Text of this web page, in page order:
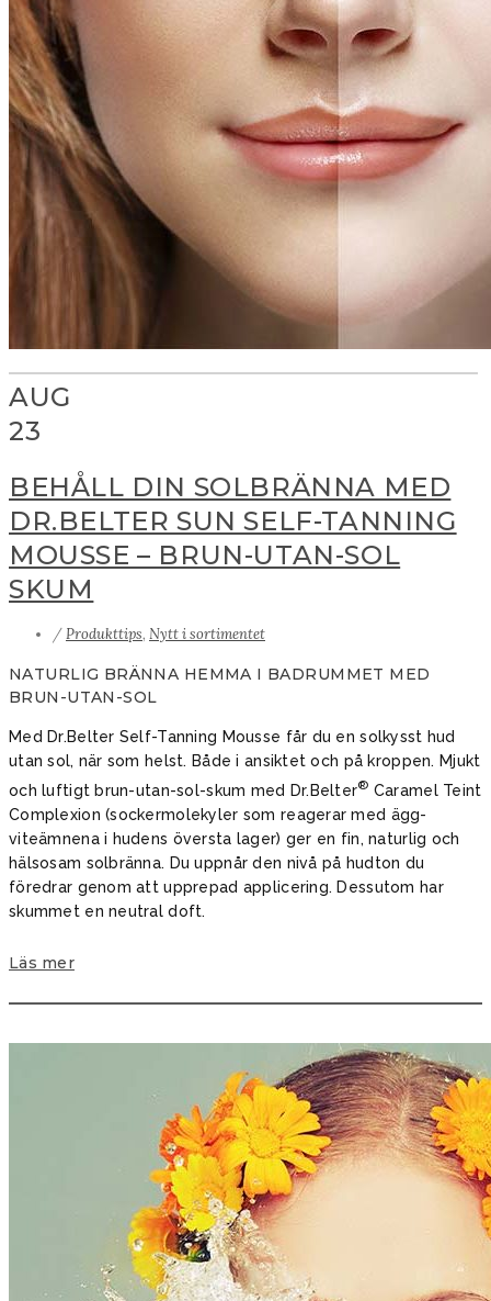
AUG
23
BEHÅLL DIN SOLBRÄNNA MED
DR.BELTER SUN SELF-TANNING
MOUSSE – BRUN-UTAN-SOL
SKUM
/Produkttips, Nytt i sortimentet
NATURLIG BRÄNNA HEMMA I BADRUMMET MED
BRUN-UTAN-SOL
Med Dr.Belter Self-Tanning Mousse får du en solkysst hud
utan sol, när som helst. Både i ansiktet och på kroppen. Mjukt
och luftigt brun-utan-sol-skum med Dr.Belter® Caramel Teint
Complexion (socker­molekyler som reagerar med ägg­
viteämnena i hudens översta lager) ger en fin, naturlig och
hälsosam ­solbränna. Du uppnår den nivå på hudton du
föredrar genom att upprepad applicering. Dessutom har
skummet en neutral doft.
Läs mer